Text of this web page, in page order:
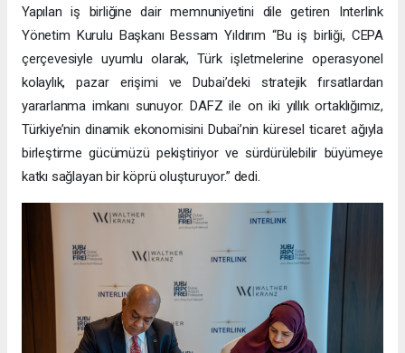
Yapılan iş birliğine dair memnuniyetini dile getiren Interlink
Yönetim Kurulu Başkanı Bessam Yıldırım “Bu iş birliği, CEPA
çerçevesiyle uyumlu olarak, Türk işletmelerine operasyonel
kolaylık, pazar erişimi ve Dubai’deki stratejik fırsatlardan
yararlanma imkanı sunuyor. DAFZ ile on iki yıllık ortaklığımız,
Türkiye’nin dinamik ekonomisini Dubai’nin küresel ticaret ağıyla
birleştirme gücümüzü pekiştiriyor ve sürdürülebilir büyümeye
katkı sağlayan bir köprü oluşturuyor.” dedi.